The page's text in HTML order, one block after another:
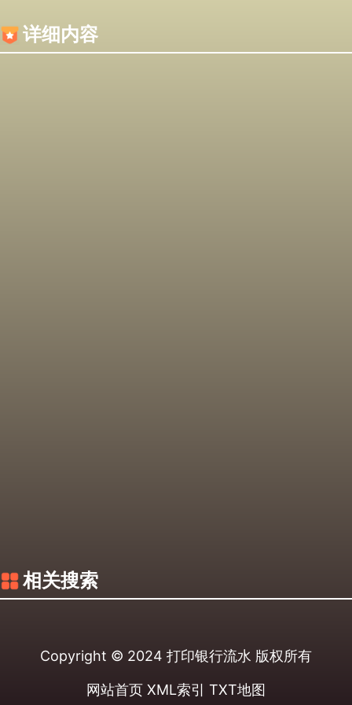
详细内容
相关搜索
Copyright © 2024 打印银行流水 版权所有
网站首页 XML索引 TXT地图